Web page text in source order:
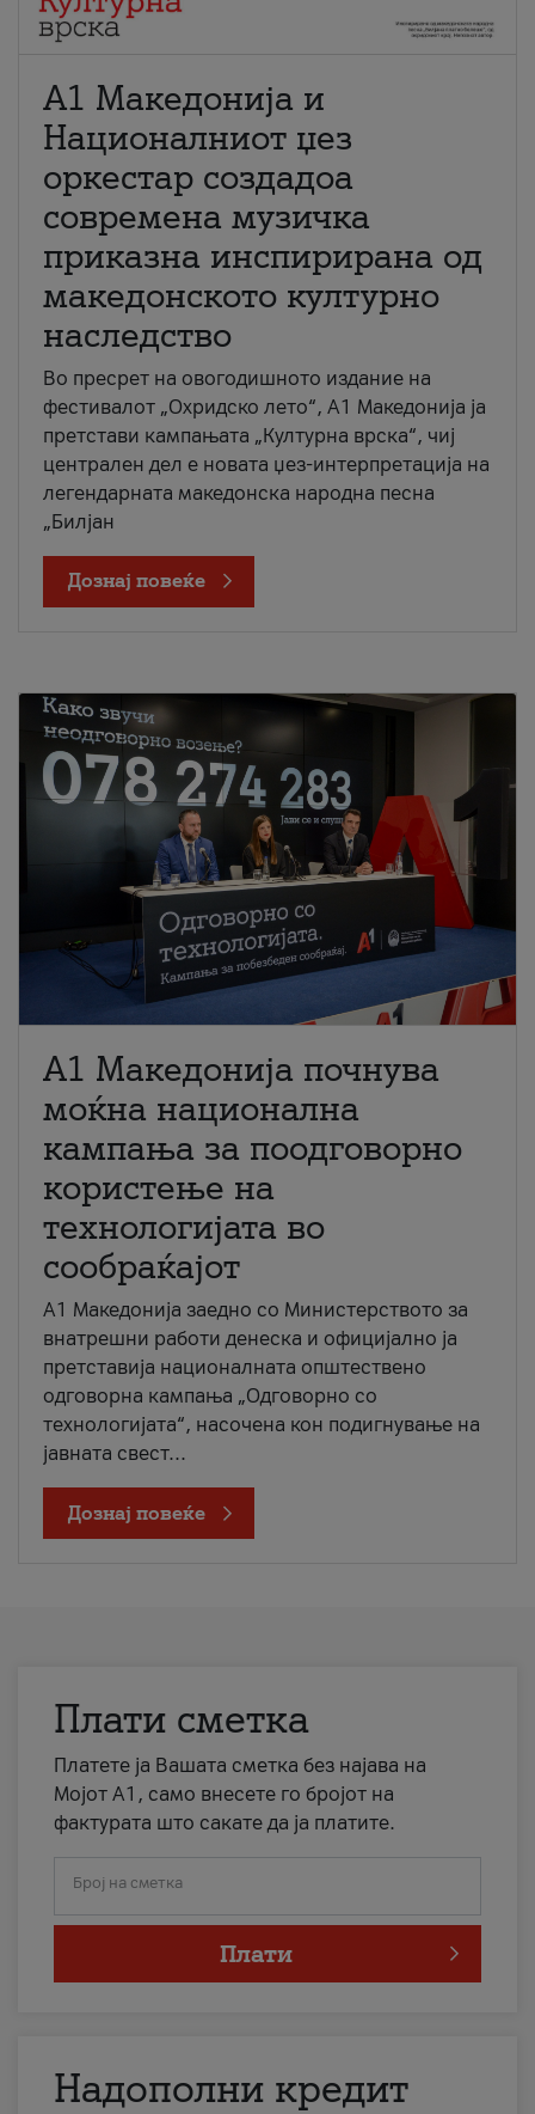
А1 Македонија и
Националниот џез
оркестар создадоа
современа музичка
приказна инспирирана од
македонското културно
наследство
Во пресрет на овогодишното издание на
фестивалот „Охридско лето“, А1 Македонија ја
претстави кампањата „Културна врска“, чиј
централен дел е новата џез-интерпретација на
легендарната македонска народна песна
„Билјан
Дознај повеќе
A1 Македонија почнува
моќна национална
кампања за поодговорно
користење на
технологијата во
сообраќајот
A1 Македонија заедно со Министерството за
внатрешни работи денеска и официјално ја
претставија националната општествено
одговорна кампања „Одговорно со
технологијата“, насочена кон подигнување на
јавната свест...
Дознај повеќе
Плати сметка
Платете ја Вашата сметка без најава на
Мојот А1, само внесете го бројот на
фактурата што сакате да ја платите.
Број на сметка
Плати
Надополни кредит